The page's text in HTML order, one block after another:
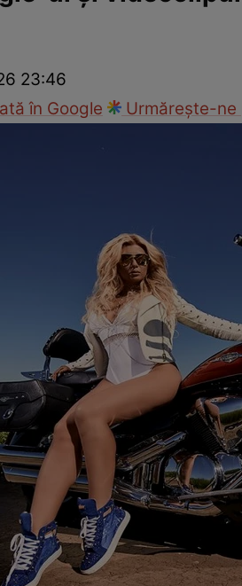
23:46
în Google
Urmărește-